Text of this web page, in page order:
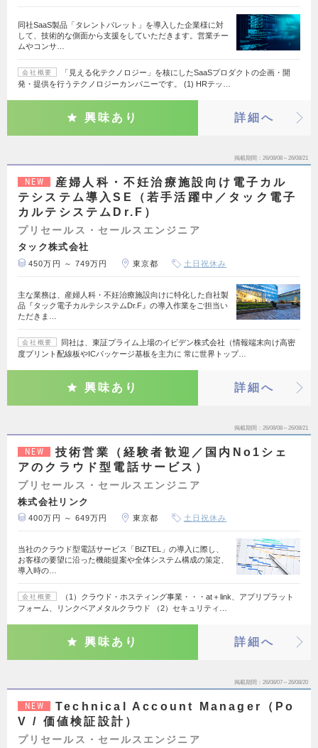
同社SaaS製品「タレントパレット」を導入した企業様に対
して、技術的な側面から支援をしていただきます。営業チー
ムやコンサ…
会社概要
「見える化テクノロジー」を核にしたSaaSプロダクトの企画・開
発・提供を行うテクノロジーカンパニーです。 (1) HRテッ…
興味あり 詳細へ
掲載期間 26/08/08～26/08/21
NEW
産婦人科・不妊治療施設向け電子カル
テシステム導入SE（若手活躍中／タック電子
カルテシステムDr.F）
プリセールス・セールスエンジニア
タック株式会社
450万円 ～ 749万円 東京都 土日祝休み
主な業務は、産婦人科・不妊治療施設向けに特化した自社製
品『タック電子カルテシステムDr.F』の導入作業をご担当い
ただきま…
会社概要
同社は、東証プライム上場のイビデン株式会社（情報端末向け高密
度プリント配線板やICパッケージ基板を主力に 常に世界トップ…
興味あり 詳細へ
掲載期間 26/08/08～26/08/21
NEW
技術営業（経験者歓迎／国内No1シェ
アのクラウド型電話サービス）
プリセールス・セールスエンジニア
株式会社リンク
400万円 ～ 649万円 東京都 土日祝休み
当社のクラウド型電話サービス「BIZTEL」の導入に際し、
お客様の要望に沿った機能提案や全体システム構成の策定、
導入時の…
会社概要
（1）クラウド・ホスティング事業・・・at＋link、アプリプラット
フォーム、リンクベアメタルクラウド （2）セキュリティ…
興味あり 詳細へ
掲載期間 26/08/07～26/08/20
NEW
Technical Account Manager（Po
V / 価値検証設計）
プリセールス・セールスエンジニア